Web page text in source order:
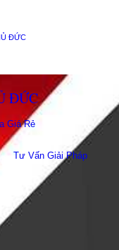
ĐỨC
ĐỨC
Giá Rẻ
Tư Vấn Giải Pháp